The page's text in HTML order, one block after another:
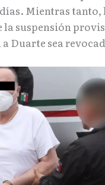
Mientras tanto,
la suspensión
Duarte sea